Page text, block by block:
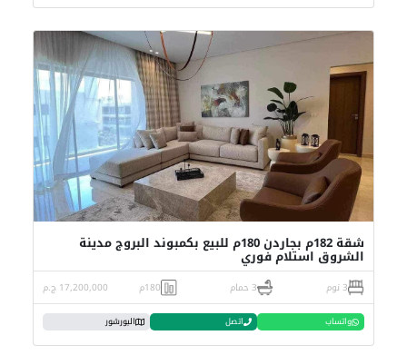
شقة 182م بجاردن 180م للبيع بكمبوند البروج مدينة
الشروق استلام فوري
3 نوم 3 حمام 180م 17,200,000 ج.م
واتساب اتصل البورشور